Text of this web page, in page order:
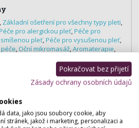
, Základní ošetření pro všechny typy pleti,
pro alergickou pleť,Péče pro
pleť,Péče pro vysušenou pleť,
,Oční mikromasáž,Aromaterapie,
na ruce, nohy, Modeláž gelových
,Lakování nehtů klasické,Francouzská
Pokračovat bez přijetí
Zásady ochrany osobních údajů
data, jako jsou soubory cookie, aby
stránek, jakož i marketing, personalizaci a